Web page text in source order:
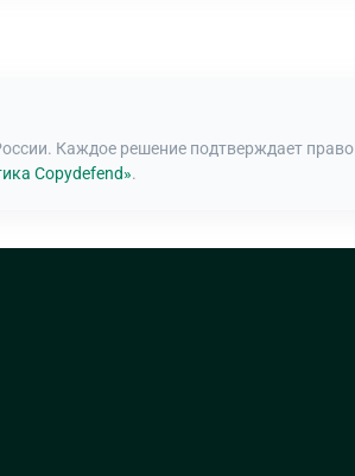
Каждое решение подтверждает право
Copydefend».